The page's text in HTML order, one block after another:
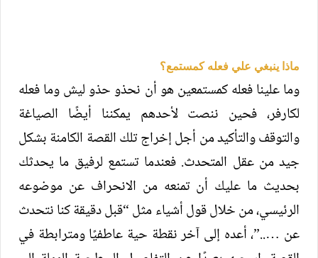
ماذا ينبغي علي فعله كمستمع؟
وما علينا فعله كمستمعين هو أن نحذو حذو ليش وما فعله
لكارفر، فحين ننصت لأحدهم يمكننا أيضًا الصياغة
والتوقف والتأكيد من أجل إخراج تلك القصة الكامنة بشكل
جيد من عقل المتحدث. فعندما تستمع لرفيق ما يحدثك
بحديث ما عليك أن تمنعه من الانحراف عن موضوعه
الرئيسي، من خلال قول أشياء مثل “قبل دقيقة كنا نتحدث
عن …..”، أعده إلى آخر نقطة حية عاطفيًا ومترابطة في